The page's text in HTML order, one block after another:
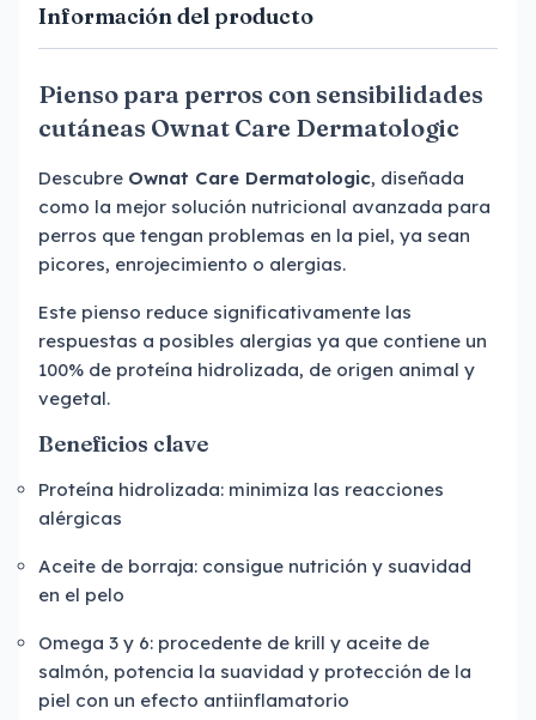
Información del producto
Pienso para perros con sensibilidades
cutáneas Ownat Care Dermatologic
Descubre Ownat Care Dermatologic, diseñada
como la mejor solución nutricional avanzada para
perros que tengan problemas en la piel, ya sean
picores, enrojecimiento o alergias.
Este pienso reduce significativamente las
respuestas a posibles alergias ya que contiene un
100% de proteína hidrolizada, de origen animal y
vegetal.
Beneficios clave
Proteína hidrolizada: minimiza las reacciones
alérgicas
Aceite de borraja: consigue nutrición y suavidad
en el pelo
Omega 3 y 6: procedente de krill y aceite de
salmón, potencia la suavidad y protección de la
piel con un efecto antiinflamatorio